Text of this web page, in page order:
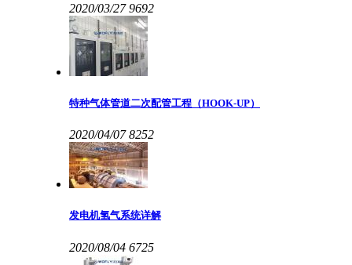
2020/03/27 9692
特种气体管道二次配管工程（HOOK-UP）
2020/04/07 8252
发电机氢气系统详解
2020/08/04 6725